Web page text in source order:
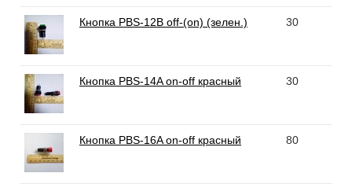
Кнопка PBS-12B off-(on) (зелен.) 30
Кнопка PBS-14A on-off красный 30
Кнопка PBS-16A on-off красный 80